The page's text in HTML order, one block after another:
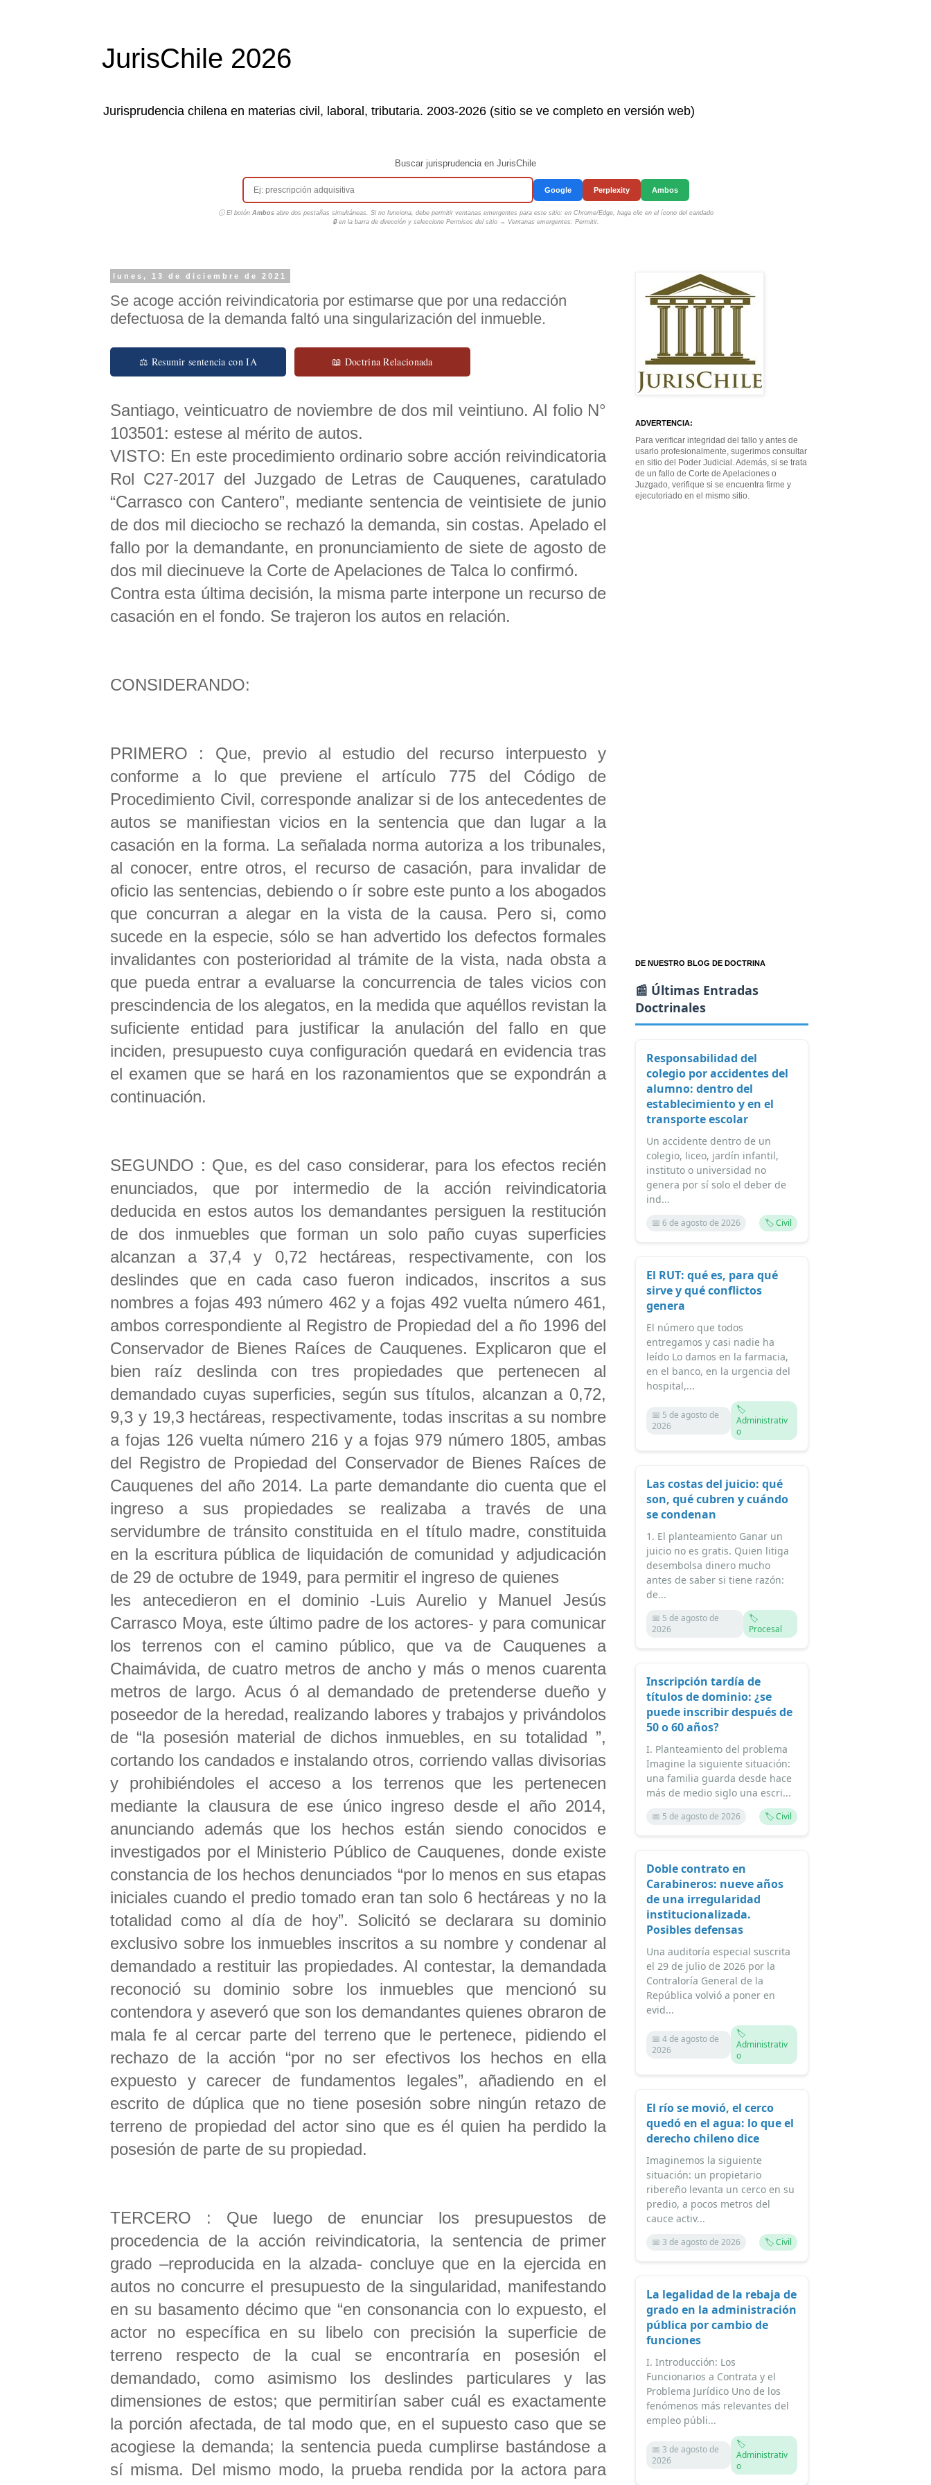
JurisChile 2026
Jurisprudencia chilena en materias civil, laboral, tributaria. 2003-2026 (sitio se ve completo en versión web)
Buscar jurisprudencia en JurisChile
Google Perplexity Ambos
ⓘ El botón Ambosabre dos pestañas simultáneas. Si no funciona, debe permitir ventanas emergentes para este sitio: en Chrome/Edge, haga clic en el ícono del candado
🔒 en la barra de dirección y seleccione Permisos del sitio → Ventanas emergentes: Permitir.
lunes, 13 de diciembre de 2021
Se acoge acción reivindicatoria por estimarse que por una redacción
defectuosa de la demanda faltó una singularización del inmueble.
⚖ Resumir sentencia con IA 📖 Doctrina Relacionada
Santiago, veinticuatro de noviembre de dos mil veintiuno. Al folio N°
103501: estese al mérito de autos.
VISTO: En este procedimiento ordinario sobre acción reivindicatoria
Rol C27-2017 del Juzgado de Letras de Cauquenes, caratulado
“Carrasco con Cantero”, mediante sentencia de veintisiete de junio
de dos mil dieciocho se rechazó la demanda, sin costas. Apelado el
fallo por la demandante, en pronunciamiento de siete de agosto de
dos mil diecinueve la Corte de Apelaciones de Talca lo confirmó.
Contra esta última decisión, la misma parte interpone un recurso de
casación en el fondo. Se trajeron los autos en relación.
CONSIDERANDO:
PRIMERO : Que, previo al estudio del recurso interpuesto y
conforme a lo que previene el artículo 775 del Código de
Procedimiento Civil, corresponde analizar si de los antecedentes de
autos se manifiestan vicios en la sentencia que dan lugar a la
casación en la forma. La señalada norma autoriza a los tribunales,
al conocer, entre otros, el recurso de casación, para invalidar de
oficio las sentencias, debiendo o ír sobre este punto a los abogados
que concurran a alegar en la vista de la causa. Pero si, como
sucede en la especie, sólo se han advertido los defectos formales
invalidantes con posterioridad al trámite de la vista, nada obsta a
que pueda entrar a evaluarse la concurrencia de tales vicios con
prescindencia de los alegatos, en la medida que aquéllos revistan la
suficiente entidad para justificar la anulación del fallo en que
inciden, presupuesto cuya configuración quedará en evidencia tras
el examen que se hará en los razonamientos que se expondrán a
continuación.
SEGUNDO : Que, es del caso considerar, para los efectos recién
enunciados, que por intermedio de la acción reivindicatoria
deducida en estos autos los demandantes persiguen la restitución
de dos inmuebles que forman un solo paño cuyas superficies
alcanzan a 37,4 y 0,72 hectáreas, respectivamente, con los
deslindes que en cada caso fueron indicados, inscritos a sus
nombres a fojas 493 número 462 y a fojas 492 vuelta número 461,
ambos correspondiente al Registro de Propiedad del a ño 1996 del
Conservador de Bienes Raíces de Cauquenes. Explicaron que el
bien raíz deslinda con tres propiedades que pertenecen al
demandado cuyas superficies, según sus títulos, alcanzan a 0,72,
9,3 y 19,3 hectáreas, respectivamente, todas inscritas a su nombre
a fojas 126 vuelta número 216 y a fojas 979 número 1805, ambas
del Registro de Propiedad del Conservador de Bienes Raíces de
Cauquenes del año 2014. La parte demandante dio cuenta que el
ingreso a sus propiedades se realizaba a través de una
servidumbre de tránsito constituida en el título madre, constituida
en la escritura pública de liquidación de comunidad y adjudicación
de 29 de octubre de 1949, para permitir el ingreso de quienes
les antecedieron en el dominio -Luis Aurelio y Manuel Jesús
Carrasco Moya, este último padre de los actores- y para comunicar
los terrenos con el camino público, que va de Cauquenes a
Chaimávida, de cuatro metros de ancho y más o menos cuarenta
metros de largo. Acus ó al demandado de pretenderse dueño y
poseedor de la heredad, realizando labores y trabajos y privándolos
de “la posesión material de dichos inmuebles, en su totalidad ”,
cortando los candados e instalando otros, corriendo vallas divisorias
y prohibiéndoles el acceso a los terrenos que les pertenecen
mediante la clausura de ese único ingreso desde el año 2014,
anunciando además que los hechos están siendo conocidos e
investigados por el Ministerio Público de Cauquenes, donde existe
constancia de los hechos denunciados “por lo menos en sus etapas
iniciales cuando el predio tomado eran tan solo 6 hectáreas y no la
totalidad como al día de hoy”. Solicitó se declarara su dominio
exclusivo sobre los inmuebles inscritos a su nombre y condenar al
demandado a restituir las propiedades. Al contestar, la demandada
reconoció su dominio sobre los inmuebles que mencionó su
contendora y aseveró que son los demandantes quienes obraron de
mala fe al cercar parte del terreno que le pertenece, pidiendo el
rechazo de la acción “por no ser efectivos los hechos en ella
expuesto y carecer de fundamentos legales”, añadiendo en el
escrito de dúplica que no tiene posesión sobre ningún retazo de
terreno de propiedad del actor sino que es él quien ha perdido la
posesión de parte de su propiedad.
TERCERO : Que luego de enunciar los presupuestos de
procedencia de la acción reivindicatoria, la sentencia de primer
grado –reproducida en la alzada- concluye que en la ejercida en
autos no concurre el presupuesto de la singularidad, manifestando
en su basamento décimo que “en consonancia con lo expuesto, el
actor no específica en su libelo con precisión la superficie de
terreno respecto de la cual se encontraría en posesión el
demandado, como asimismo los deslindes particulares y las
dimensiones de estos; que permitirían saber cuál es exactamente
la porción afectada, de tal modo que, en el supuesto caso que se
acogiese la demanda; la sentencia pueda cumplirse bastándose a
sí misma. Del mismo modo, la prueba rendida por la actora para
ADVERTENCIA:
Para verificar integridad del fallo y antes de
usarlo profesionalmente, sugerimos consultar
en sitio del Poder Judicial. Además, si se trata
de un fallo de Corte de Apelaciones o
Juzgado, verifique si se encuentra firme y
ejecutoriado en el mismo sitio.
DE NUESTRO BLOG DE DOCTRINA
📰 Últimas Entradas
Doctrinales
Responsabilidad del
colegio por accidentes del
alumno: dentro del
establecimiento y en el
transporte escolar
Un accidente dentro de un
colegio, liceo, jardín infantil,
instituto o universidad no
genera por sí solo el deber de
ind...
📅 6 de agosto de 2026 🏷️ Civil
El RUT: qué es, para qué
sirve y qué conflictos
genera
El número que todos
entregamos y casi nadie ha
leído Lo damos en la farmacia,
en el banco, en la urgencia del
hospital,...
📅 5 de agosto de
2026
🏷️
Administrativ
o
Las costas del juicio: qué
son, qué cubren y cuándo
se condenan
1. El planteamiento Ganar un
juicio no es gratis. Quien litiga
desembolsa dinero mucho
antes de saber si tiene razón:
de...
📅 5 de agosto de
2026
🏷️
Procesal
Inscripción tardía de
títulos de dominio: ¿se
puede inscribir después de
50 o 60 años?
I. Planteamiento del problema
Imagine la siguiente situación:
una familia guarda desde hace
más de medio siglo una escri...
📅 5 de agosto de 2026 🏷️ Civil
Doble contrato en
Carabineros: nueve años
de una irregularidad
institucionalizada.
Posibles defensas
Una auditoría especial suscrita
el 29 de julio de 2026 por la
Contraloría General de la
República volvió a poner en
evid...
📅 4 de agosto de
2026
🏷️
Administrativ
o
El río se movió, el cerco
quedó en el agua: lo que el
derecho chileno dice
Imaginemos la siguiente
situación: un propietario
ribereño levanta un cerco en su
predio, a pocos metros del
cauce activ...
📅 3 de agosto de 2026 🏷️ Civil
La legalidad de la rebaja de
grado en la administración
pública por cambio de
funciones
I. Introducción: Los
Funcionarios a Contrata y el
Problema Jurídico Uno de los
fenómenos más relevantes del
empleo públi...
📅 3 de agosto de
2026
🏷️
Administrativ
o